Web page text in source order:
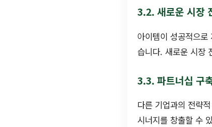
3.2. 새로운 시장
아이템이 성공적으
습니다. 새로운 시장
3.3. 파트너십 구
다른 기업과의 전략
시너지를 창출할 수